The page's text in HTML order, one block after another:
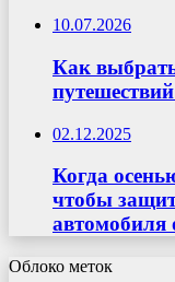
10.07.2026
Как
02.12.2025
Когда
чтобы
автомобиля
Облоко меток